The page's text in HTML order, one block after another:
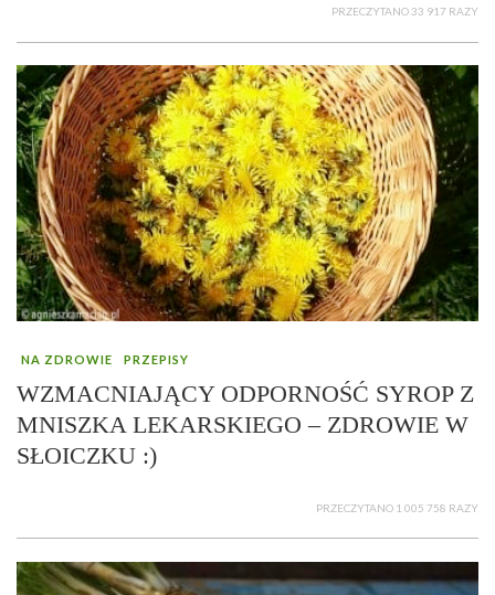
PRZECZYTANO 33 917 RAZY
NA ZDROWIE PRZEPISY
WZMACNIAJĄCY ODPORNOŚĆ SYROP Z
MNISZKA LEKARSKIEGO – ZDROWIE W
SŁOICZKU :)
PRZECZYTANO 1 005 758 RAZY